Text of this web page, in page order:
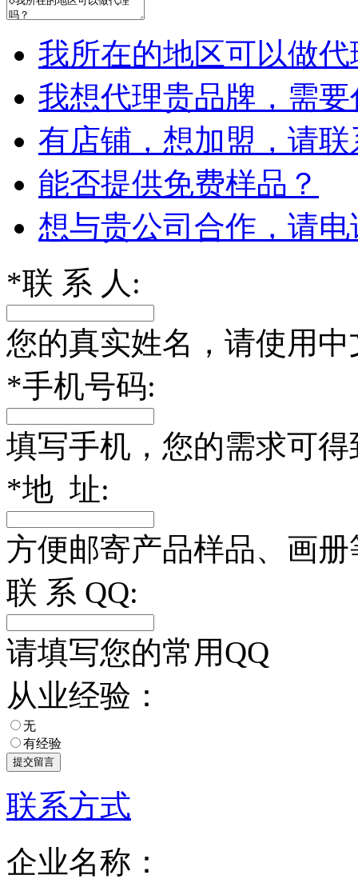
我所在的地区可以做
我想代理贵品牌，需
有店铺，想加盟，请
能否提供免费样品？
想与贵公司合作，请
*联 系 人:
您的真实姓名，请使用中
*手机号码:
填写手机，您的需求可
*地 址:
方便邮寄产品样品、画
联 系 QQ:
请填写您的常用QQ
从业经验：
无
有经验
联系方式
企业名称：